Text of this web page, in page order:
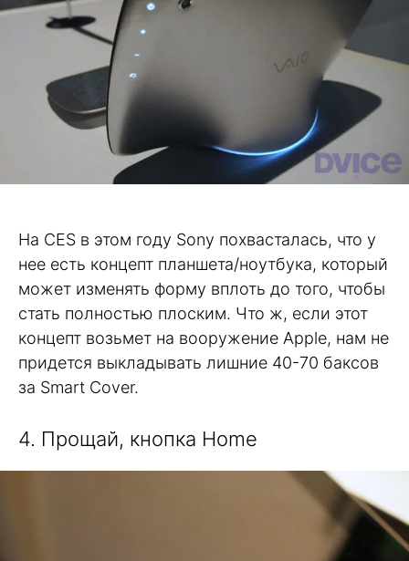
На CES в этом году Sony похвасталась, что у
нее есть концепт планшета/ноутбука, который
может изменять форму вплоть до того, чтобы
стать полностью плоским. Что ж, если этот
концепт возьмет на вооружение Apple, нам не
придется выкладывать лишние 40-70 баксов
за Smart Cover.
4. Прощай, кнопка Home